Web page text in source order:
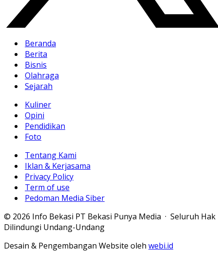
Beranda
Berita
Bisnis
Olahraga
Sejarah
Kuliner
Opini
Pendidikan
Foto
Tentang Kami
Iklan & Kerjasama
Privacy Policy
Term of use
Pedoman Media Siber
© 2026 Info Bekasi PT Bekasi Punya Media · Seluruh Hak
Dilindungi Undang-Undang
Desain & Pengembangan Website oleh webi.id